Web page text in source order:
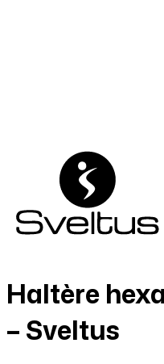
Haltère
– Sveltus